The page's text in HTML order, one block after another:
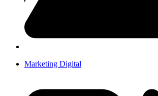
Marketing Digital